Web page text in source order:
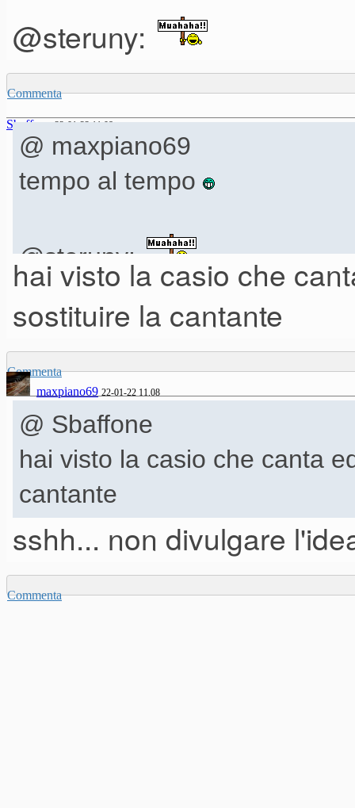
@steruny:
Commenta
Sbaffone 22-01-22 11.08
@ maxpiano69
tempo al tempo
@steruny:
hai visto la casio che
sostituire la cantante
Commenta
maxpiano69 22-01-22 11.08
@ Sbaffone
hai visto la casio che canta
cantante
sshh... non divulgare
Commenta